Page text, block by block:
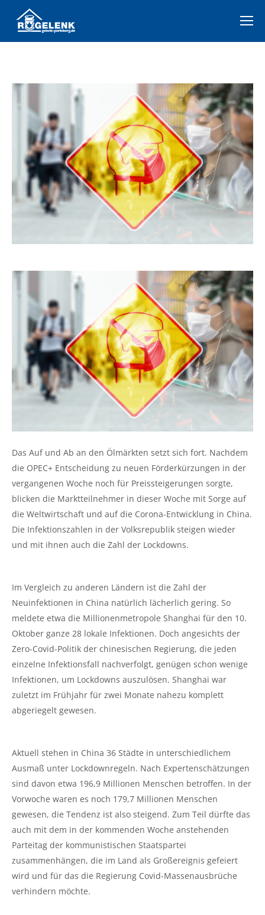
Das Auf und Ab an den Ölmärkten setzt sich fort. Nachdem
die OPEC+ Entscheidung zu neuen Förderkürzungen in der
vergangenen Woche noch für Preissteigerungen sorgte,
blicken die Marktteilnehmer in dieser Woche mit Sorge auf
die Weltwirtschaft und auf die Corona-Entwicklung in China.
Die Infektionszahlen in der Volksrepublik steigen wieder
und mit ihnen auch die Zahl der Lockdowns.
Im Vergleich zu anderen Ländern ist die Zahl der
Neuinfektionen in China natürlich lächerlich gering. So
meldete etwa die Millionenmetropole Shanghai für den 10.
Oktober ganze 28 lokale Infektionen. Doch angesichts der
Zero-Covid-Politik der chinesischen Regierung, die jeden
einzelne Infektionsfall nachverfolgt, genügen schon wenige
Infektionen, um Lockdowns auszulösen. Shanghai war
zuletzt im Frühjahr für zwei Monate nahezu komplett
abgeriegelt gewesen.
Aktuell stehen in China 36 Städte in unterschiedlichem
Ausmaß unter Lockdownregeln. Nach Expertenschätzungen
sind davon etwa 196,9 Millionen Menschen betroffen. In der
Vorwoche waren es noch 179,7 Millionen Menschen
gewesen, die Tendenz ist also steigend. Zum Teil dürfte das
auch mit dem in der kommenden Woche anstehenden
Parteitag der kommunistischen Staatspartei
zusammenhängen, die im Land als Großereignis gefeiert
wird und für das die Regierung Covid-Massenausbrüche
verhindern möchte.